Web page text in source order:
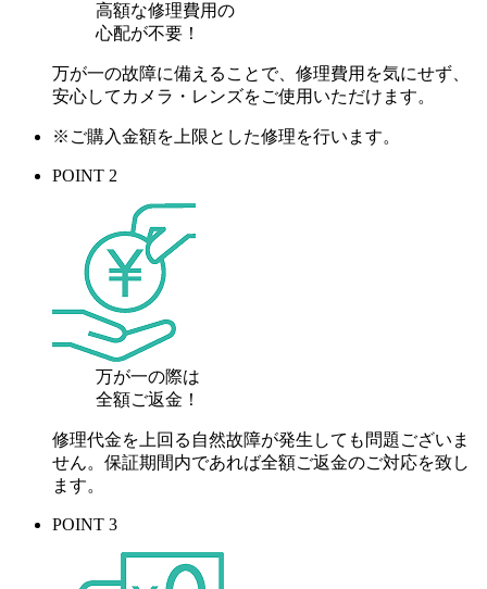
高額な修理費用の
心配が不要！
万が一の故障に備えることで、修理費用を気にせず、
安心してカメラ・レンズをご使用いただけます。
※ご購入金額を上限とした修理を行います。
POINT 2
万が一の際は
全額ご返金！
修理代金を上回る自然故障が発生しても問題ございま
せん。保証期間内であれば全額ご返金のご対応を致し
ます。
POINT 3